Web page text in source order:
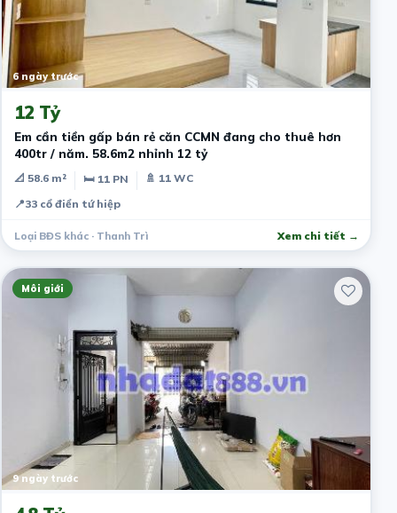
6 ngày trước
12 Tỷ
Em cần tiền gấp bán rẻ căn CCMN đang cho thuê hơn
400tr / năm. 58.6m2 nhỉnh 12 tỷ
📐 58.6 m² 🛏 11 PN
🚿 11 WC
📍33 cổ điển tứ hiệp
Loại BĐS khác · Thanh Trì Xem chi tiết →
Môi giới
9 ngày trước